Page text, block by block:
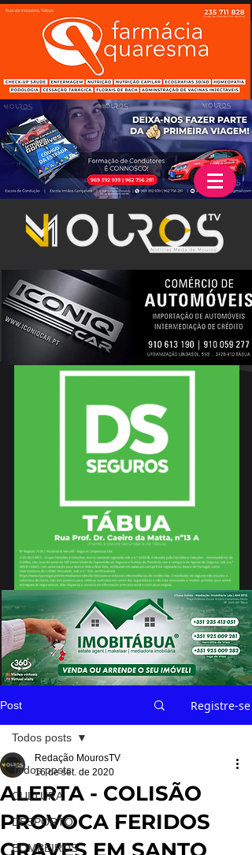
Post Registre-se
Todos posts
CULTURA
DESPORTO
BOMBEIROS
Todos posts
ALERTA - COLISÃO
PROVOCA FERIDOS
Redação MourosTV
16 de set. de 2020